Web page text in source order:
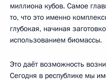
миллиона кубов. Самое
то, что это именно
глубокая, начиная
использованием биомассы.
Это даёт возможность
Сегодня в республике мы